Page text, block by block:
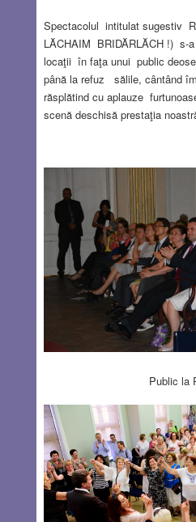
Spectacolul intitulat sugestiv
LĂCHAIM BRIDĂRLĂCH !) s-
locaţii în faţa unui public
până la refuz sălile, cântând
răsplătind cu aplauze
scenă deschisă prestaţia
Public la